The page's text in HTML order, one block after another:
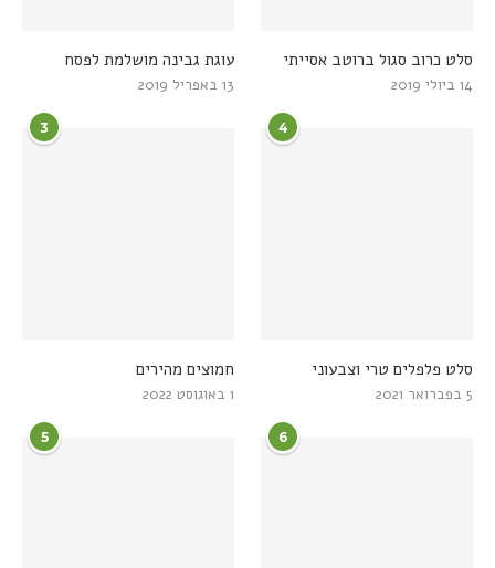
עוגת גבינה מושלמת לפסח
13 באפריל 2019
סלט כרוב סגול ברוטב אסייתי
14 ביולי 2019
3
חמוצים מהירים
1 באוגוסט 2022
4
סלט פלפלים טרי וצבעוני
5 בפברואר 2021
5 6